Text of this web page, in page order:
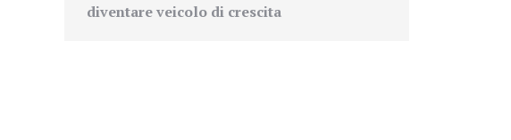
diventare veicolo di crescita